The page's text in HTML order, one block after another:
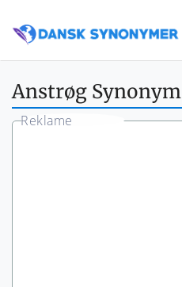
Anstrøg Synonym